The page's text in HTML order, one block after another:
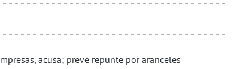
acusa; prevé repunte por aranceles